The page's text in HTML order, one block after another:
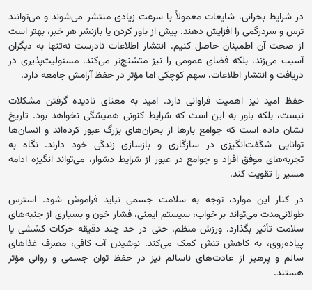
در شرایط بحرانی، شایعات معمولاً با سرعت زیادی منتشر می‌شوند و می‌توانند
ترس و سردرگمی را افزایش دهند. پیش از باور کردن یا بازنشر هر خبر، بهتر است
از صحت آن اطمینان حاصل کنیم. انتشار اطلاعات نادرست نه‌تنها به دیگران
آسیب می‌زند، بلکه فضای عمومی را نیز متشنج‌تر می‌کند. مسئولیت‌پذیری در
دریافت و انتشار اطلاعات، سهم کوچکی اما مؤثر در حفظ آرامش جامعه دارد.
حفظ امید نیز اهمیت فراوانی دارد. امید به معنای نادیده گرفتن مشکلات
نیست، بلکه باور به این است که شرایط کنونی همیشگی نخواهد بود. تاریخ
نشان داده است که جوامع بارها از بحران‌های بزرگ عبور کرده‌اند و انسان‌ها
توانایی شگفت‌انگیزی در سازگاری و بازسازی زندگی خود دارند. نگاه به
تجربه‌های موفق افراد و جوامع در عبور از شرایط دشوار، می‌تواند انگیزه ادامه
مسیر را تقویت کند.
در کنار این موارد، توجه به سلامت جسمی نباید فراموش شود. استرس
طولانی‌مدت می‌تواند بر خواب، سیستم ایمنی، فشار خون و بسیاری از جنبه‌های
سلامت تأثیر بگذارد. ورزش منظم، حتی در حد چند دقیقه حرکات کششی یا
پیاده‌روی، به کاهش تنش کمک می‌کند. نوشیدن آب کافی، مصرف غذاهای
سالم و پرهیز از عادت‌های ناسالم نیز در حفظ توان جسمی و روانی مؤثر
هستند.